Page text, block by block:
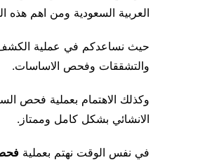
العربية السعودية ومن اهم هذه
حيث نساعدكم في عملية الكشف
والتشققات وفحص الاساسات.
وكذلك الاهتمام بعملية فحص
الانشائي بشكل كامل وممتاز.
في نفس الوقت نهتم بعملية